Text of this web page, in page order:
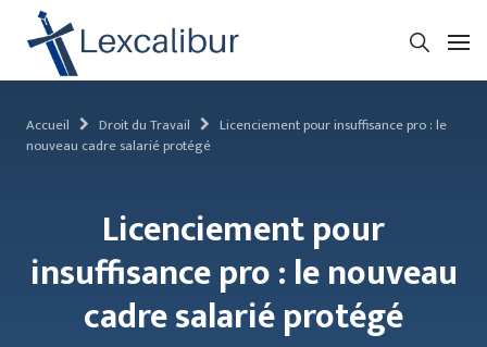
Accueil Droit du Travail
Licenciement pour insuffisance pro : le
nouveau cadre salarié protégé
Licenciement pour
insuffisance pro : le nouveau
cadre salarié protégé